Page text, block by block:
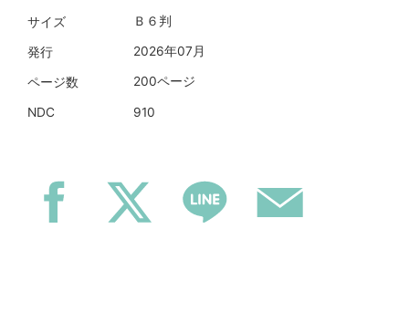
サイズ Ｂ６判
発行 2026年07月
ページ数 200ページ
NDC 910